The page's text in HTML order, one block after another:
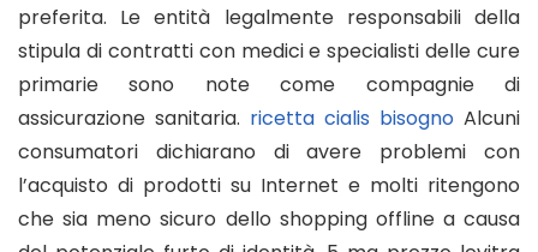
preferita. Le entità legalmente responsabili della
stipula di contratti con medici e specialisti delle cure
primarie sono note come compagnie di
assicurazione sanitaria. ricetta cialis bisogno Alcuni
consumatori dichiarano di avere problemi con
l’acquisto di prodotti su Internet e molti ritengono
che sia meno sicuro dello shopping offline a causa